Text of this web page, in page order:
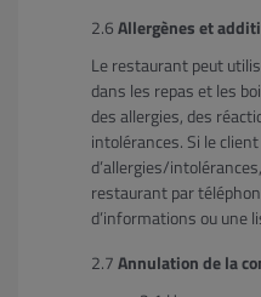
Allergènes et
Le restaurant peut
dans les repas et les
des allergies, des
intolérances. Si le
d’allergies/
restaurant par
d’informations ou une
Annulation de la